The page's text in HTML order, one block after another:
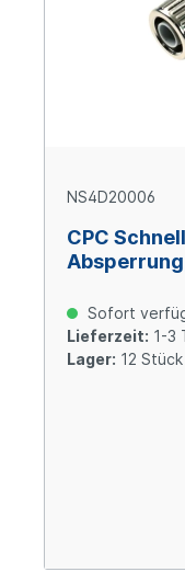
NS4D20006
CPC
Sofort
Lieferzeit: 1-3
Lager: 12 Stück